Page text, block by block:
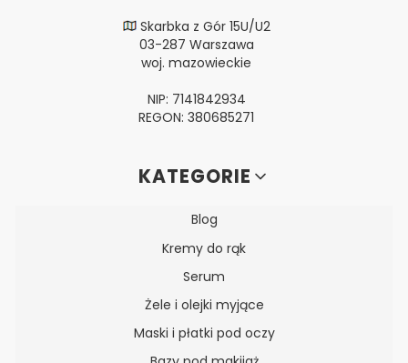
Skarbka z Gór 15U/U2
03-287 Warszawa
woj. mazowieckie
NIP: 7141842934
REGON: 380685271
Linki w stopceKATEGORIE
Blog
Kremy do rąk
Serum
Żele i olejki myjące
Maski i płatki pod oczy